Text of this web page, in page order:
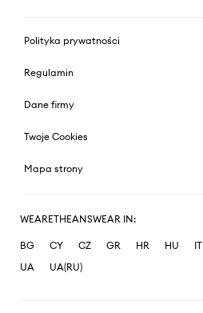
Polityka prywatności
Regulamin
Dane firmy
Twoje Cookies
Mapa strony
WEARETHEANSWEAR IN:
BG CY CZ GR HR HU IT
UA
UA(RU)